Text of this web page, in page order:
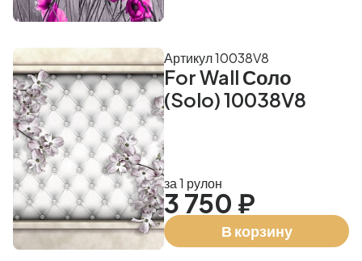
For Wall Соло
(Solo) 10038V8
Артикул 10038V8
за 1 рулон
3 750 ₽
В корзину